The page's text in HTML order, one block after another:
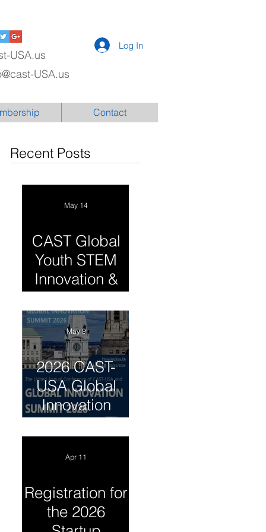
USA.us
Log In
USA.us
Contact
Recent Posts
CAST Global
Youth STEM
Innovation &
Entrepreneursh
ip Summit
May 14
2026 CAST-
USA Global
Innovation
Summit
May 9
Registration for
the 2026
Apr 11